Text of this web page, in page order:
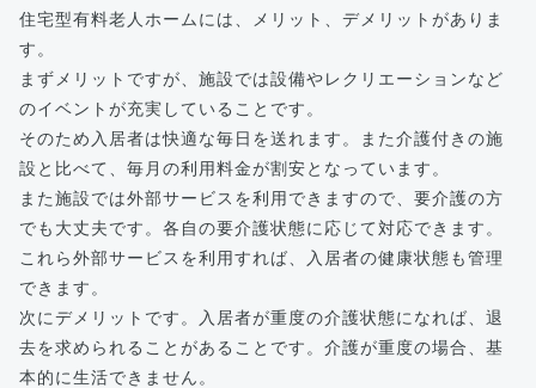
住宅型有料老人ホームには、メリット、デメリットがありま
す。
まずメリットですが、施設では設備やレクリエーションなど
のイベントが充実していることです。
そのため入居者は快適な毎日を送れます。また介護付きの施
設と比べて、毎月の利用料金が割安となっています。
また施設では外部サービスを利用できますので、要介護の方
でも大丈夫です。各自の要介護状態に応じて対応できます。
これら外部サービスを利用すれば、入居者の健康状態も管理
できます。
次にデメリットです。入居者が重度の介護状態になれば、退
去を求められることがあることです。介護が重度の場合、基
本的に生活できません。